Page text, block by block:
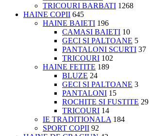
TRICOURI BARBATI 1268
HAINE COPII 645
HAINE BAIETI 196
CAMASI BAIETI 10
GECI SI PALTOANE 5
PANTALONI SCURTI 37
TRICOURI 102
HAINE FETITE 189
BLUZE 24
GECI SI PALTOANE 3
PANTALONI 15
ROCHITE SI FUSTITE 29
TRICOURI 14
IE TRADITIONALA 184
SPORT COPII 92